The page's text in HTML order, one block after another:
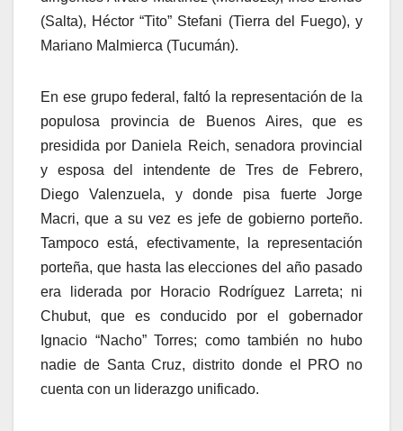
(Salta), Héctor “Tito” Stefani (Tierra del Fuego), y
Mariano Malmierca (Tucumán).
En ese grupo federal, faltó la representación de la
populosa provincia de Buenos Aires, que es
presidida por Daniela Reich, senadora provincial
y esposa del intendente de Tres de Febrero,
Diego Valenzuela, y donde pisa fuerte Jorge
Macri, que a su vez es jefe de gobierno porteño.
Tampoco está, efectivamente, la representación
porteña, que hasta las elecciones del año pasado
era liderada por Horacio Rodríguez Larreta; ni
Chubut, que es conducido por el gobernador
Ignacio “Nacho” Torres; como también no hubo
nadie de Santa Cruz, distrito donde el PRO no
cuenta con un liderazgo unificado.